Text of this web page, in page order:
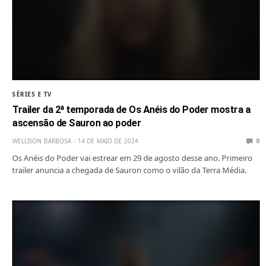
SÉRIES E TV
Trailer da 2ª temporada de Os Anéis do Poder mostra a
ascensão de Sauron ao poder
WELLISON BARBOSA 14 DE MAIO DE 2024 0
Os Anéis do Poder vai estrear em 29 de agosto desse ano. Primeiro
trailer anuncia a chegada de Sauron como o vilão da Terra Média.